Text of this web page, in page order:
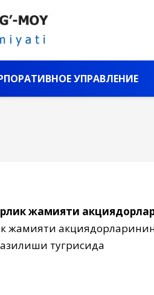
УПРАВЛЕНИЕ
жамияти
жамияти
тугрисида